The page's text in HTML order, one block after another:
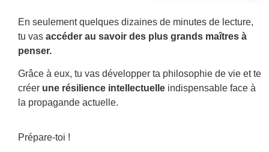
En seulement quelques dizaines de minutes de lecture,
tu vas accéder au savoir des plus grands maîtres à
penser.
Grâce à eux, tu vas développer ta philosophie de vie et te
créer une résilience intellectuelle indispensable face à
la propagande actuelle.
Prépare-toi !